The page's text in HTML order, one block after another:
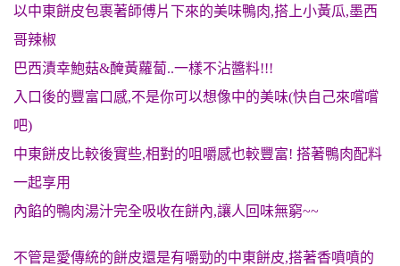
以中東餅皮包裹著師傅片下來的美味鴨肉,搭上小黃瓜,墨西
哥辣椒
巴西漬幸鮑菇&醃黃蘿蔔..一樣不沾醬料!!!
入口後的豐富口感,不是你可以想像中的美味(快自己來嚐嚐
吧)
中東餅皮比較後實些,相對的咀嚼感也較豐富! 搭著鴨肉配料
一起享用
內餡的鴨肉湯汁完全吸收在餅內,讓人回味無窮~~
不管是愛傳統的餅皮還是有嚼勁的中東餅皮,搭著香噴噴的